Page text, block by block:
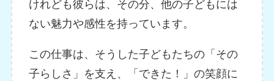
けれども彼らは、その分、他の子どもには
ない魅力や感性を持っています。
この仕事は、そうした子どもたちの「その
子らしさ」を支え、「できた！」の笑顔に